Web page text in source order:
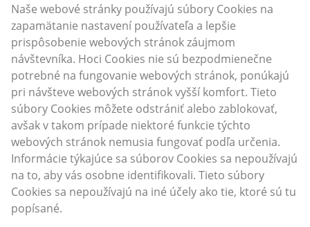
Naše webové stránky používajú súbory Cookies na
zapamätanie nastavení používateľa a lepšie
prispôsobenie webových stránok záujmom
návštevníka. Hoci Cookies nie sú bezpodmienečne
potrebné na fungovanie webových stránok, ponúkajú
pri návšteve webových stránok vyšší komfort. Tieto
súbory Cookies môžete odstrániť alebo zablokovať,
avšak v takom prípade niektoré funkcie týchto
webových stránok nemusia fungovať podľa určenia.
Informácie týkajúce sa súborov Cookies sa nepoužívajú
na to, aby vás osobne identifikovali. Tieto súbory
Cookies sa nepoužívajú na iné účely ako tie, ktoré sú tu
popísané.